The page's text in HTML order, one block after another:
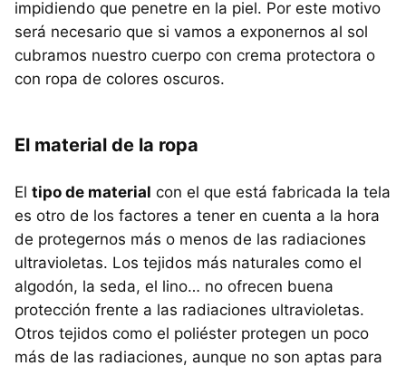
impidiendo que penetre en la piel. Por este motivo
será necesario que si vamos a exponernos al sol
cubramos nuestro cuerpo con crema protectora o
con ropa de colores oscuros.
El material de la ropa
El tipo de material con el que está fabricada la tela
es otro de los factores a tener en cuenta a la hora
de protegernos más o menos de las radiaciones
ultravioletas. Los tejidos más naturales como el
algodón, la seda, el lino… no ofrecen buena
protección frente a las radiaciones ultravioletas.
Otros tejidos como el poliéster protegen un poco
más de las radiaciones, aunque no son aptas para